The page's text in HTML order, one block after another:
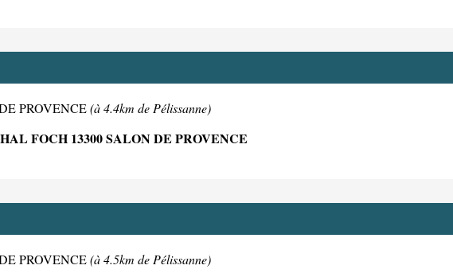
PROVENCE(à 4.4km de Pélissanne)
FOCH 13300 SALON DE PROVENCE
PROVENCE(à 4.5km de Pélissanne)